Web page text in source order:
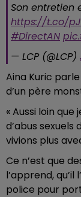
Son entretien
https://t.co/
#DirectAN
— LCP (@LCP)
Aina Kuric
d’un père
« Aussi loin que
d’abus sexuels
vivions plus
Ce n’est que
l’apprend,
police pour